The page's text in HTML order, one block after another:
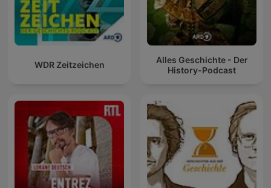
WDR Zeitzeichen
Alles Geschichte - Der
History-Podcast